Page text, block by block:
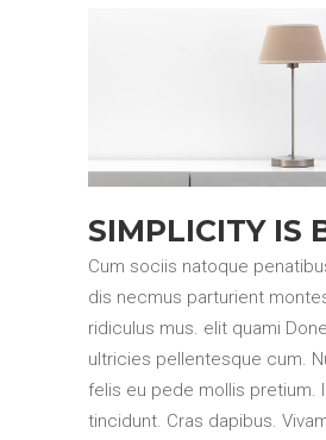
SIMPLICITY IS
Cum sociis natoque
dis necmus parturient
ridiculus mus. elit quami
ultricies pellentesque cum.
felis eu pede mollis pretium.
tincidunt. Cras dapibus.